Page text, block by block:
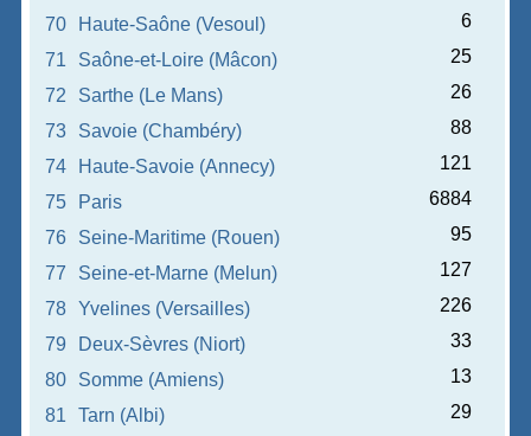
70
Haute-Saône (Vesoul)
6
71
Saône-et-Loire (Mâcon)
25
72
Sarthe (Le Mans)
26
73
Savoie (Chambéry)
88
74
Haute-Savoie (Annecy)
121
75
Paris
6884
76
Seine-Maritime (Rouen)
95
77
Seine-et-Marne (Melun)
127
78
Yvelines (Versailles)
226
79
Deux-Sèvres (Niort)
33
80
Somme (Amiens)
13
81
Tarn (Albi)
29